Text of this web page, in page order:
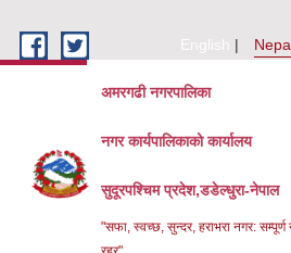
English
अमरगढी नगरपालिका
नगर कार्यपालिकाको कार्यालय
सुदूरपश्चिम प्रदेश,डडेल्धुरा-नेपाल
"सफा, स्वच्छ, सुन्दर, हराभरा नगर: सम्पूर्ण